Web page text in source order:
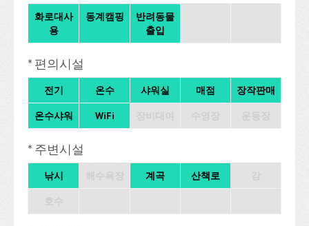
화로대사
용
동계캠핑
반려동물
출입
* 편의시설
전기 온수 샤워실 매점 장작판매
온수샤워 WiFi
* 주변시설
낚시 계곡 산책로